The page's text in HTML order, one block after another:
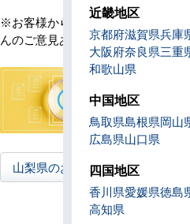
※お客様からの貴重なご意見は随
んのご意見ありがとうございました
山梨県のお客様のお声一覧
近畿地区
京都府滋賀県兵庫
大阪府奈良県三重
和歌山県
中国地区
鳥取県島根県岡山
広島県山口県
四国地区
香川県愛媛県徳島
高知県